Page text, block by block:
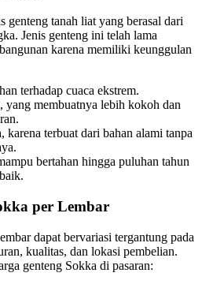
genteng tanah liat yang berasal dari
Jenis genteng ini telah lama
karena memiliki keunggulan
terhadap cuaca ekstrem.
, yang membuatnya lebih kokoh dan
, karena terbuat dari bahan alami tanpa
bertahan hingga puluhan tahun
per Lembar
dapat bervariasi tergantung pada
kualitas, dan lokasi pembelian.
genteng Sokka di pasaran: